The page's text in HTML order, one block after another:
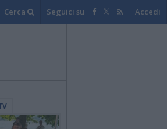
Cerca Seguici su Accedi